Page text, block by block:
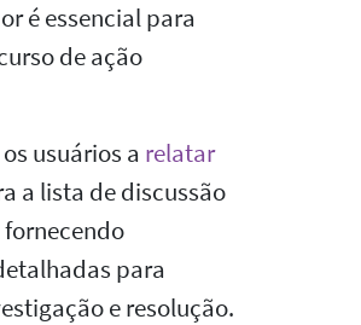
é essencial para
de ação
usuários a relatar
a lista de discussão
fornecendo
para
e resolução.